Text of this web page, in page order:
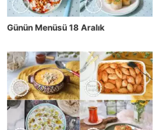
Günün Menüsü 18 Aralık